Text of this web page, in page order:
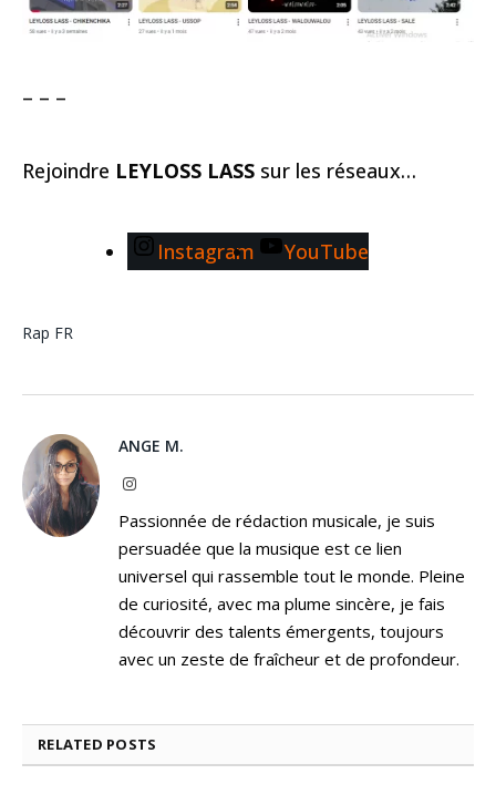
– – –
Rejoindre LEYLOSS LASS sur les réseaux…
Instagram YouTube
Rap FR
ANGE M.
Instagram
Passionnée de rédaction musicale, je suis
persuadée que la musique est ce lien
universel qui rassemble tout le monde. Pleine
de curiosité, avec ma plume sincère, je fais
découvrir des talents émergents, toujours
avec un zeste de fraîcheur et de profondeur.
RELATED POSTS